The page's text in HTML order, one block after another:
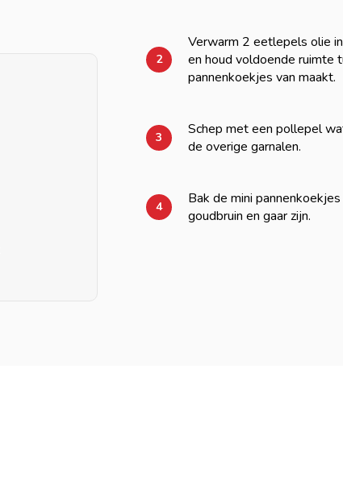
2
Verwarm 2 eetlepels olie
en houd voldoende ruimte
pannenkoekjes van maakt.
3
Schep met een pollepel
de overige garnalen.
4
Bak de mini
goudbruin en gaar zijn.